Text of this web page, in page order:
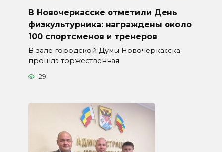
В Новочеркасске отметили День
физкультурника: награждены около
100 спортсменов и тренеров
В зале городской Думы Новочеркасска
прошла торжественная
29